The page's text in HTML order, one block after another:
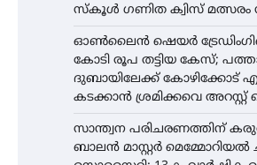
സ്കൂൾ ഗണിത ക്വിസ് മത്സരം
ഓൺലൈൻ ഷെയർ
കോടി രൂപ തട്ടിയ കേസ്;
ദുബായിലേക്ക് കോഴിക്കോട്
കടക്കാൻ ശ്രമിക്കവെ
സാന്ത്വന പരിചരണത്തിന്
ബാലൻ മാസ്റ്റർ മെമ്മോറിയൽ